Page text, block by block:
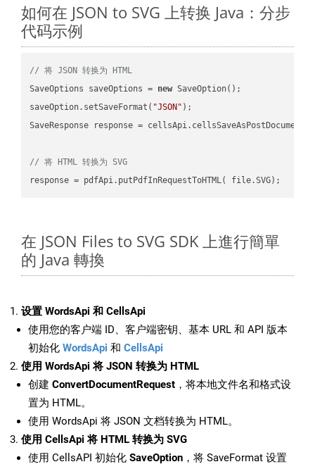
如何在 JSON to SVG 上转换 Java：分步
代码示例
// 将 JSON 转换为 HTML
SaveOptions saveOptions = new SaveOption();
saveOption.setSaveFormat( "JSON" );
SaveResponse response =
// 将 HTML 转换为 SVG
在 JSON Files to SVG SDK 上進行簡單
的 Java 轉換
设置 WordsApi 和 CellsApi
使用您的客户端 ID、客户端密钥、基本 URL 和 API 版本
初始化 WordsApi 和 CellsApi
使用 WordsApi 将 JSON 转换为 HTML
创建 ConvertDocumentRequest ，将本地文件名和格式设
置为 HTML。
使用 WordsApi 将 JSON 文档转换为 HTML。
使用 CellsApi 将 HTML 转换为 SVG
使用 CellsAPI 初始化 SaveOption ，将 SaveFormat 设置